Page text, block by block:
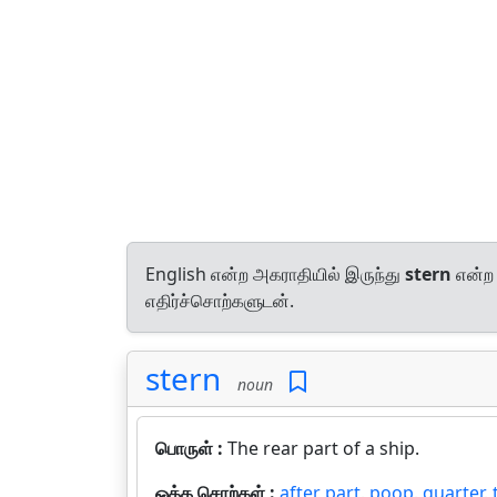
English என்ற அகராதியில் இருந்து stern என்ற
எதிர்ச்சொற்களுடன்.
stern noun
பொருள் : The rear part of a ship.